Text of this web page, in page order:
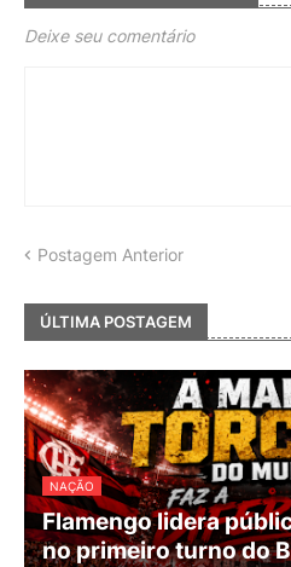
Deixe seu comentário
Postagem Anterior
ÚLTIMA POSTAGEM
NAÇÃO
Flamengo lidera
no primeiro turno do